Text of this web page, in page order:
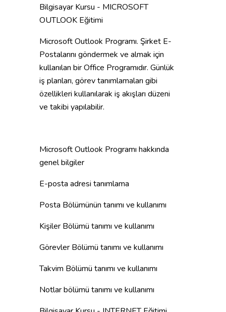
Bilgisayar Kursu - MICROSOFT
OUTLOOK Eğitimi
Microsoft Outlook Programı. Şirket E-
Postalarını göndermek ve almak için
kullanılan bir Office Programıdır. Günlük
iş planları, görev tanımlamaları gibi
özellikleri kullanılarak iş akışları düzeni
ve takibi yapılabilir.
Microsoft Outlook Programı hakkında
genel bilgiler
E-posta adresi tanımlama
Posta Bölümünün tanımı ve kullanımı
Kişiler Bölümü tanımı ve kullanımı
Görevler Bölümü tanımı ve kullanımı
Takvim Bölümü tanımı ve kullanımı
Notlar bölümü tanımı ve kullanımı